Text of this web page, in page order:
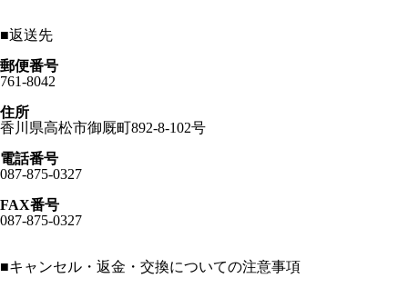
■返送先
郵便番号
761-8042
住所
香川県高松市御厩町892-8-102号
電話番号
087-875-0327
FAX番号
087-875-0327
■キャンセル・返金・交換についての注意事項